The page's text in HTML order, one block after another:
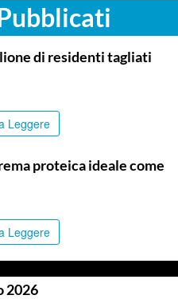
di residenti tagliati
Leggere
proteica ideale come
Leggere
2026